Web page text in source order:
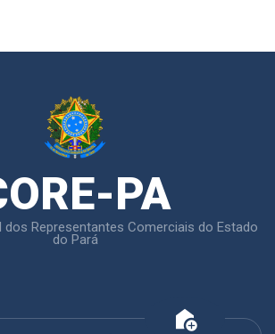
PA
dos Representantes Comerciais do Estado
do Pará
add_home